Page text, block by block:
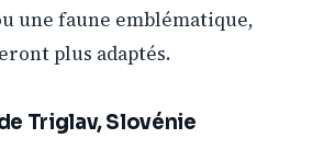
une faune emblématique,
plus adaptés.
Triglav, Slovénie